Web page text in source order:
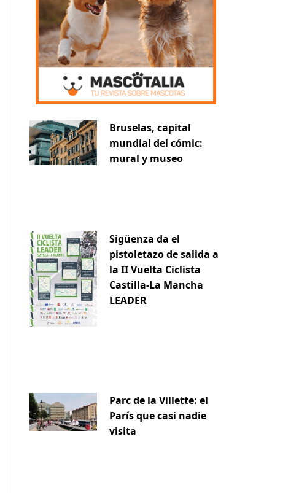
Bruselas, capital
mundial del cómic:
mural y museo
Sigüenza da el
pistoletazo de salida a
la II Vuelta Ciclista
Castilla-La Mancha
LEADER
Parc de la Villette: el
París que casi nadie
visita